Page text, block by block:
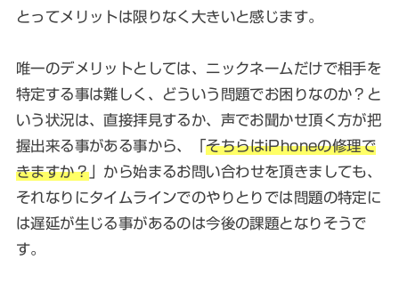
とってメリットは限りなく大きいと感じます。
唯一のデメリットとしては、ニックネームだけで相手を
特定する事は難しく、どういう問題でお困りなのか？と
いう状況は、直接拝見するか、声でお聞かせ頂く方が把
握出来る事がある事から、「そちらはiPhoneの修理で
きますか？」から始まるお問い合わせを頂きましても、
それなりにタイムラインでのやりとりでは問題の特定に
は遅延が生じる事があるのは今後の課題となりそうで
す。